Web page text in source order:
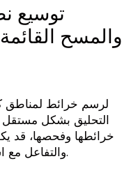
توسيع
والمسح
التحليق بشكل مستقل
خرائطها وفحصها، قد
والتفاعل مع استقلالية الطيران من مسافة بعيدة.